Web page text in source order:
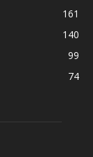
161
140
99
74